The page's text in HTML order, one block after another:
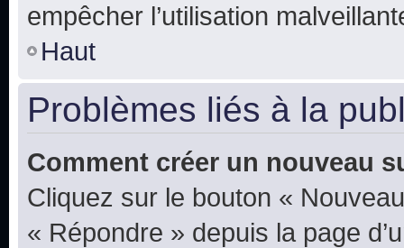
empêcher l’utilisation
Haut
Problèmes liés à la
Comment créer un nouveau
Cliquez sur le bouton «
« Répondre » depuis la page